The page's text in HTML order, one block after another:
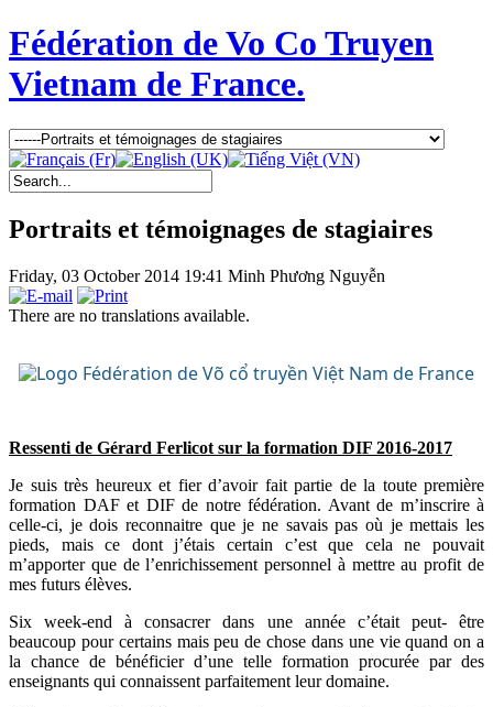
Fédération de Vo Co Truyen
Vietnam de France.
Portraits et témoignages de stagiaires
Friday, 03 October 2014 19:41 Minh Phương Nguyễn
There are no translations available.
Ressenti de Gérard Ferlicot sur la formation DIF 2016-2017
Je suis très heureux et fier d’avoir fait partie de la toute première
formation DAF et DIF de notre fédération. Avant de m’inscrire à
celle-ci, je dois reconnaitre que je ne savais pas où je mettais les
pieds, mais ce dont j’étais certain c’est que cela ne pouvait
m’apporter que de l’enrichissement personnel à mettre au profit de
mes futurs élèves.
Six week-end à consacrer dans une année c’était peut- être
beaucoup pour certains mais peu de chose dans une vie quand on a
la chance de bénéficier d’une telle formation procurée par des
enseignants qui connaissent parfaitement leur domaine.